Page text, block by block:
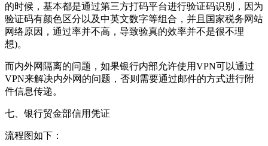
的时候，基本都是通过第三方打码平台进行验证码识别，因为
验证码有颜色区分以及中英文数字等组合，并且国家税务网站
网络原因，通过率并不高，导致验真的效率并不是很不理
想)。
而内外网隔离的问题，如果银行内部允许使用VPN可以通过
VPN来解决内外网的问题，否则需要通过邮件的方式进行附
件信息传递。
七、银行贸金部信用凭证
流程图如下：